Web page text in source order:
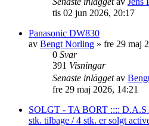
tis 02 jun 2026, 20:17
Panasonic DW830
av Bengt Norling » fre 29 maj
0 Svar
391 Visningar
Senaste inläggetav
fre 29 maj 2026, 14:21
SOLGT - TA BORT ::::
stk. tilbage / 4 stk. er solgt